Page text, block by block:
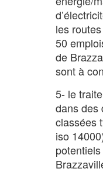
les
50
de
sont à
5- le
dans des
classées
iso